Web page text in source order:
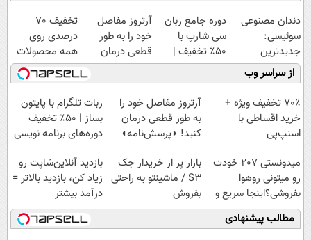
دندان مصنوعی
سوئیسی:
جدیدترین
فناوری اروپا،
سبک و مقاوم |
پرداخت قسطی
دوره جامع زبان
سی شارپ با
۵۰٪ تخفیف |
یادگیری حرفه‌ای
برنامه نویسی
آرتروز مفاصل
خود را به طور
قطعی درمان
کنید!
◗پرسش‌نامه◖
تخفیف 70
درصدی روی
همه محصولات
مونو چرم
از سراسر وب
70٪ تخفیف ویژه +
خرید اقساطی با
اسنپ‌پی
آرتروز مفاصل خود را
به طور قطعی درمان
کنید! ◗پرسش‌نامه◖
ربات تلگرام با پایتون
بساز | ۵۰٪ تخفیف
دوره‌های برنامه نویسی
میدونستی 207 خودت
رو میتونی روهوا
بفروشی؟اینجا سریع و
راحت بفروش
بازار پر از خریدار جک
S3 / ماشینتو به راحتی
بفروش
بازدید آنلاین‌شاپت رو
زیاد کن، بازدید بالاتر =
درآمد بیشتر
مطالب پیشنهادی